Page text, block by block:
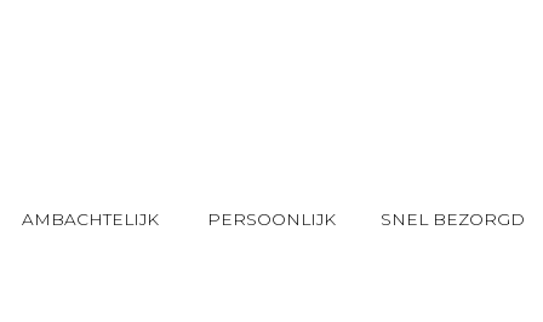
AMBACHTELIJK PERSOONLIJK SNEL BEZORGD